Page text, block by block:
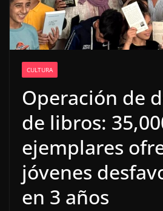
CULTURA
Operación de
de libros:
ejemplares
jóvenes
en 3 años